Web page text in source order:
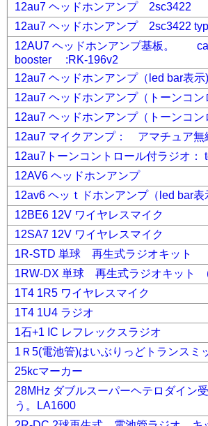
12au7 ヘッドホンアンプ 2sc3422
12au7 ヘッドホンアンプ 2sc3422
12AU7 ヘッドホンアンプ基板。
booster :RK-196v2
12au7 ヘッドホンアンプ（led bar表示)
12au7 ヘッドホンアンプ（トーンコン
12au7 ヘッドホンアンプ（トーンコン
12au7 マイクアンプ： アマチュア
12au7トーンコントロール付ラジオ：
12AV6 ヘッドホンアンプ
12av6 ヘッｔドホンアンプ（led bar表
12BE6 12V ワイヤレスマイク
12SA7 12V ワイヤレスマイク
1R-STD 単球 再生式ラジオキット
1RW-DX 単球 再生式ラジオキット
1T4 1R5 ワイヤレスマイク
1T4 1U4 ラジオ
1石+1 IC レフレックスラジオ
1Ｒ5(電池管)はいぶりっどトランスミ
25kcマーカー
28MHz ダブルスーパーヘテロダイン
う。LA1600